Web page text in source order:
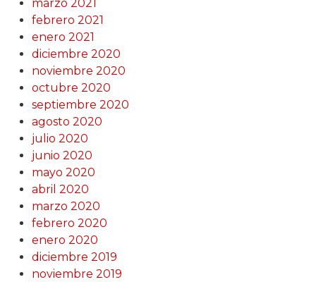
marzo 2021
febrero 2021
enero 2021
diciembre 2020
noviembre 2020
octubre 2020
septiembre 2020
agosto 2020
julio 2020
junio 2020
mayo 2020
abril 2020
marzo 2020
febrero 2020
enero 2020
diciembre 2019
noviembre 2019